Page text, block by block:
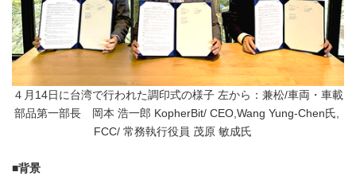
４月14日に台湾で行われた調印式の様子 左から：兼松/車両・車載
部品第一部長 岡本 浩一郎 KopherBit/ CEO,Wang Yung-Chen氏,
FCC/ 常務執行役員 茂原 敏成氏
■背景